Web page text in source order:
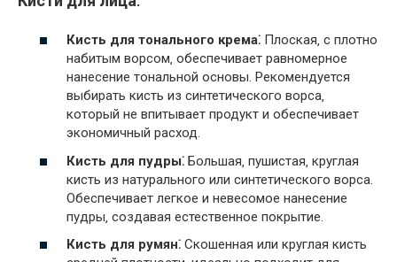
Кисть для тонального крема⁚ Плоская‚ с плотно
набитым ворсом‚ обеспечивает равномерное
нанесение тональной основы. Рекомендуется
выбирать кисть из синтетического ворса‚
который не впитывает продукт и обеспечивает
экономичный расход.
Кисть для пудры⁚ Большая‚ пушистая‚ круглая
кисть из натурального или синтетического ворса.
Обеспечивает легкое и невесомое нанесение
пудры‚ создавая естественное покрытие.
Кисть для румян⁚ Скошенная или круглая кисть